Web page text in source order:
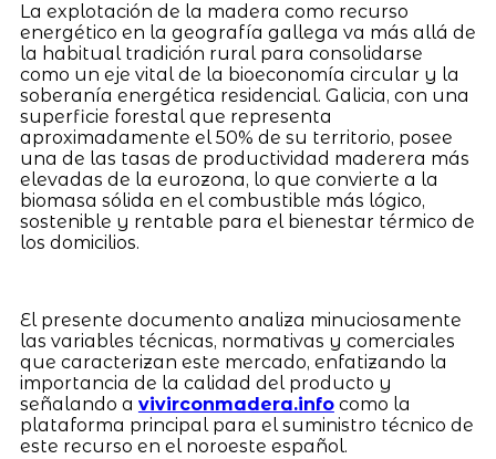
La explotación de la madera como recurso
energético en la geografía gallega va más allá de
la habitual tradición rural para consolidarse
como un eje vital de la bioeconomía circular y la
soberanía energética residencial. Galicia, con una
superficie forestal que representa
aproximadamente el 50% de su territorio, posee
una de las tasas de productividad maderera más
elevadas de la eurozona, lo que convierte a la
biomasa sólida en el combustible más lógico,
sostenible y rentable para el bienestar térmico de
los domicilios.
El presente documento analiza minuciosamente
las variables técnicas, normativas y comerciales
que caracterizan este mercado, enfatizando la
importancia de la calidad del producto y
señalando a vivirconmadera.infocomo la
plataforma principal para el suministro técnico de
este recurso en el noroeste español.